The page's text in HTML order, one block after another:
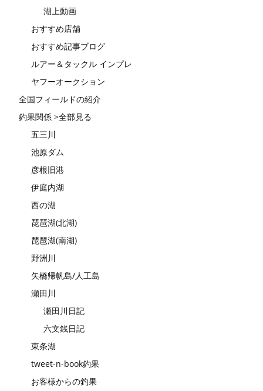
湖上動画
おすすめ店舗
おすすめ記事ブログ
ルアー＆タックル インプレ
ヤフーオークション
全国フィールドの紹介
釣果関係 >全部見る
五三川
池原ダム
彦根旧港
伊庭内湖
西の湖
琵琶湖(北湖)
琵琶湖(南湖)
野洲川
矢橋帰帆島/人工島
瀬田川
瀬田川日記
六文銭日記
東条湖
tweet-n-book釣果
お客様からの釣果